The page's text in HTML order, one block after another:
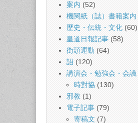
案内 (52)
機関紙（誌）書籍案内
歴史・伝統・文化 (60)
皇道日報記事 (58)
街頭運動 (64)
詔 (120)
講演会・勉強会・会議
時對協 (130)
邪教 (1)
電子記事 (79)
寄稿文 (7)